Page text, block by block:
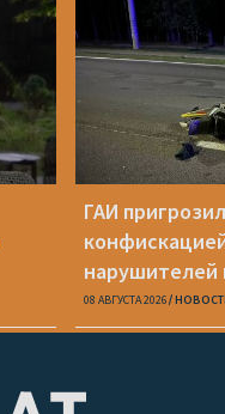
ГАИ
08 АВГУСТА 2026